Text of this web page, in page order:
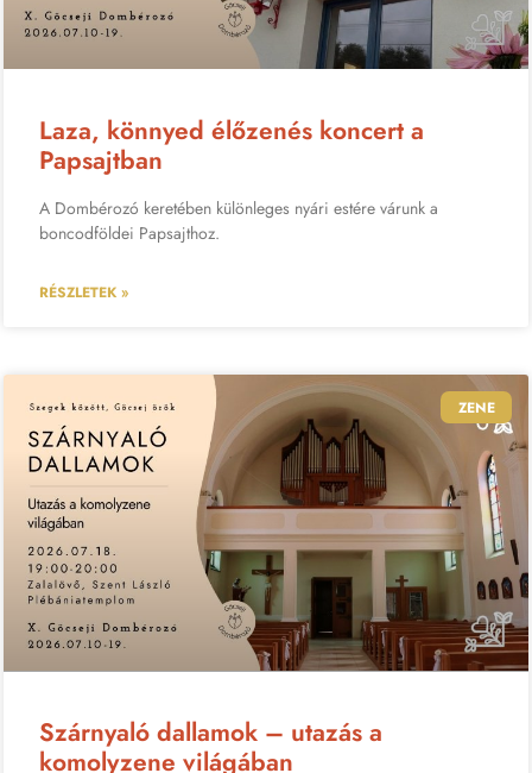
Laza, könnyed élőzenés koncert a
Papsajtban
A Dombérozó keretében különleges nyári estére várunk a
boncodföldei Papsajthoz.
RÉSZLETEK »
ZENE
Szárnyaló dallamok – utazás a
komolyzene világában